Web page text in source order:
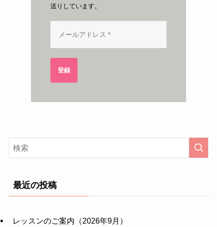
送りしています。
登録
最近の投稿
レッスンのご案内（2026年9月）